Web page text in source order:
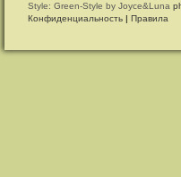
Style: Green-Style by Joyce&Luna
Конфиденциальность | Правила